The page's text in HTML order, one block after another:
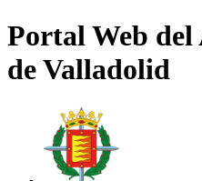
Portal Web
de Valladolid